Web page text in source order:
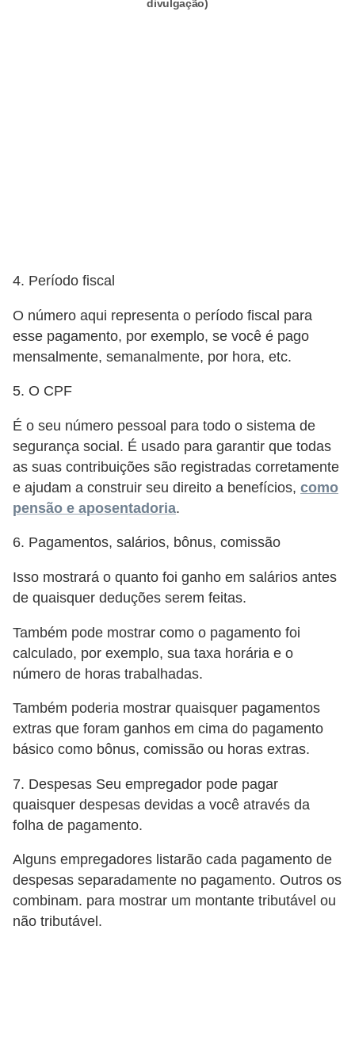
divulgação)
4. Período fiscal
O número aqui representa o período fiscal para
esse pagamento, por exemplo, se você é pago
mensalmente, semanalmente, por hora, etc.
5. O CPF
É o seu número pessoal para todo o sistema de
segurança social. É usado para garantir que todas
as suas contribuições são registradas corretamente
e ajudam a construir seu direito a benefícios, como
pensão e aposentadoria.
6. Pagamentos, salários, bônus, comissão
Isso mostrará o quanto foi ganho em salários antes
de quaisquer deduções serem feitas.
Também pode mostrar como o pagamento foi
calculado, por exemplo, sua taxa horária e o
número de horas trabalhadas.
Também poderia mostrar quaisquer pagamentos
extras que foram ganhos em cima do pagamento
básico como bônus, comissão ou horas extras.
7. Despesas Seu empregador pode pagar
quaisquer despesas devidas a você através da
folha de pagamento.
Alguns empregadores listarão cada pagamento de
despesas separadamente no pagamento. Outros os
combinam. para mostrar um montante tributável ou
não tributável.
t
r
a
b
l
h
o
P
o
t
a
r
i
a
1
5
1
0
M
T
R
e
c